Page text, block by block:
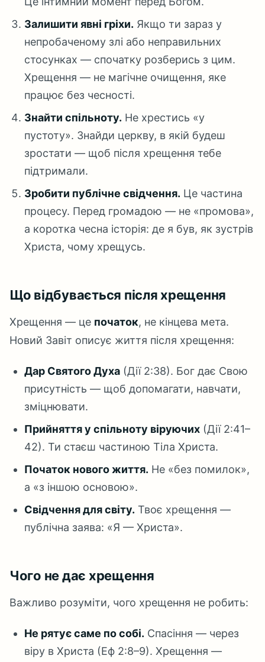
Залишити явні гріхи. Якщо ти зараз у
непробаченому злі або неправильних
стосунках — спочатку розберись з цим.
Хрещення — не магічне очищення, яке
працює без чесності.
Знайти спільноту. Не хрестись «у
пустоту». Знайди церкву, в якій будеш
зростати — щоб після хрещення тебе
підтримали.
Зробити публічне свідчення. Це частина
процесу. Перед громадою — не «промова»,
а коротка чесна історія: де я був, як зустрів
Христа, чому хрещусь.
Що відбувається після хрещення
Хрещення — це початок, не кінцева мета.
Новий Завіт описує життя після хрещення:
Дар Святого Духа (Дії 2:38). Бог дає Свою
присутність — щоб допомагати, навчати,
зміцнювати.
Прийняття у спільноту віруючих (Дії 2:41–
42). Ти стаєш частиною Тіла Христа.
Початок нового життя. Не «без помилок»,
а «з іншою основою».
Свідчення для світу. Твоє хрещення —
публічна заява: «Я — Христа».
Чого не дає хрещення
Важливо розуміти, чого хрещення не робить:
Не рятує саме по собі. Спасіння — через
віру в Христа (Еф 2:8–9). Хрещення —